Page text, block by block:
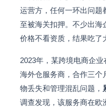
运营方，任何一环出问题
至被海关扣押。不少出海
价格不看资质，结果吃了
2023年，某跨境电商企
海外仓服务商，合作三个
物丢失和管理混乱问题，
调查发现，该服务商在欧